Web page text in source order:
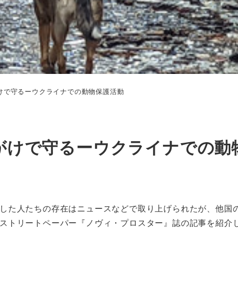
守るーウクライナでの動物保護活動
で守るーウクライナでの動
人たちの存在はニュースなどで取り上げられたが、他
リートペーパー『ノヴィ・プロスター』誌の記事を紹介